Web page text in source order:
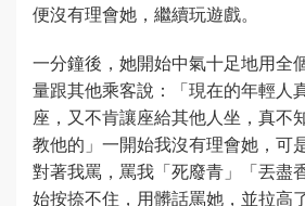
便沒有理會她，繼續玩遊戲。
一分鐘後，她開始中氣十足地用全
量跟其他乘客說：「現在的年輕人
座，又不肯讓座給其他人坐，真不
教他的」一開始我沒有理會她，可
對著我罵，罵我「死廢青」「丟盡
始按捺不住，用髒話罵她，並拉高